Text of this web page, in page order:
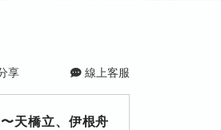
享 線上客服
天橋立、伊根舟